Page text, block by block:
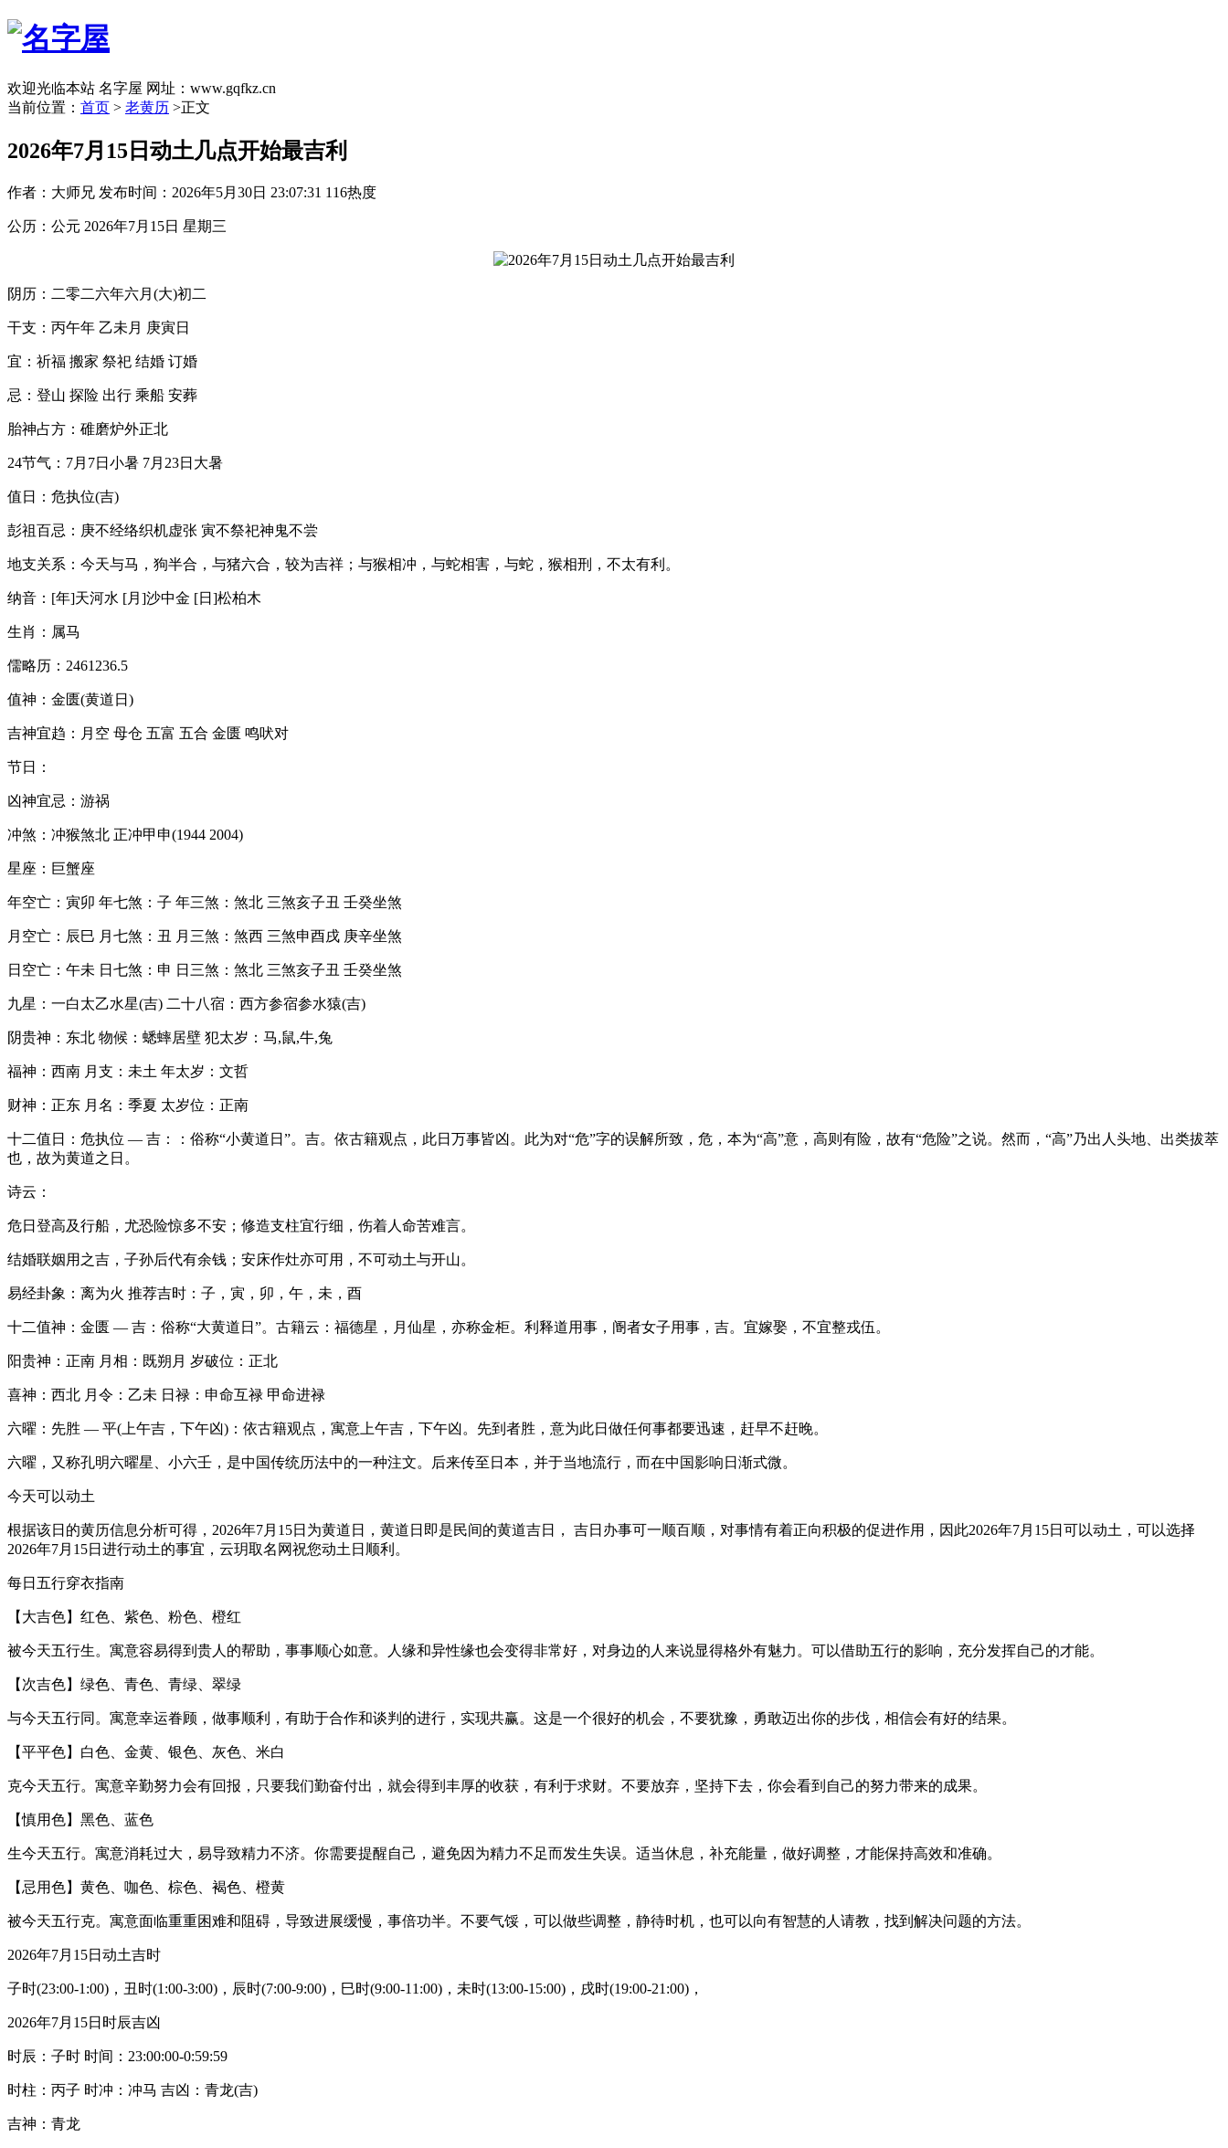
欢迎光临本站 名字屋 网址：www.gqfkz.cn
当前位置： 首页 > 老黄历 >正文
2026年7月15日动土几点开始最吉利
作者：大师兄 发布时间：2026年5月30日 23:07:31 116热度
公历：公元 2026年7月15日 星期三
阴历：二零二六年六月(大)初二
干支：丙午年 乙未月 庚寅日
宜：祈福 搬家 祭祀 结婚 订婚
忌：登山 探险 出行 乘船 安葬
胎神占方：碓磨炉外正北
24节气：7月7日小暑 7月23日大暑
值日：危执位(吉)
彭祖百忌：庚不经络织机虚张 寅不祭祀神鬼不尝
地支关系：今天与马，狗半合，与猪六合，较为吉祥；与猴相冲，与蛇相害，与蛇，猴相刑，不太有利。
纳音：[年]天河水 [月]沙中金 [日]松柏木
生肖：属马
儒略历：2461236.5
值神：金匮(黄道日)
吉神宜趋：月空 母仓 五富 五合 金匮 鸣吠对
节日：
凶神宜忌：游祸
冲煞：冲猴煞北 正冲甲申(1944 2004)
星座：巨蟹座
年空亡：寅卯 年七煞：子 年三煞：煞北 三煞亥子丑 壬癸坐煞
月空亡：辰巳 月七煞：丑 月三煞：煞西 三煞申酉戌 庚辛坐煞
日空亡：午未 日七煞：申 日三煞：煞北 三煞亥子丑 壬癸坐煞
九星：一白太乙水星(吉) 二十八宿：西方参宿参水猿(吉)
阴贵神：东北 物候：蟋蟀居壁 犯太岁：马,鼠,牛,兔
福神：西南 月支：未土 年太岁：文哲
财神：正东 月名：季夏 太岁位：正南
十二值日：危执位 — 吉：：俗称“小黄道日”。吉。依古籍观点，此日万事皆凶。此为对“危”字的误解所致，危，本为“高”意，高则有险，故有“危险”之说。然而，“高”乃出人头地、出类拔萃
也，故为黄道之日。
诗云：
危日登高及行船，尤恐险惊多不安；修造支柱宜行细，伤着人命苦难言。
结婚联姻用之吉，子孙后代有余钱；安床作灶亦可用，不可动土与开山。
易经卦象：离为火 推荐吉时：子，寅，卯，午，未，酉
十二值神：金匮 — 吉：俗称“大黄道日”。古籍云：福德星，月仙星，亦称金柜。利释道用事，阍者女子用事，吉。宜嫁娶，不宜整戎伍。
阳贵神：正南 月相：既朔月 岁破位：正北
喜神：西北 月令：乙未 日禄：申命互禄 甲命进禄
六曜：先胜 — 平(上午吉，下午凶)：依古籍观点，寓意上午吉，下午凶。先到者胜，意为此日做任何事都要迅速，赶早不赶晚。
六曜，又称孔明六曜星、小六壬，是中国传统历法中的一种注文。后来传至日本，并于当地流行，而在中国影响日渐式微。
今天可以动土
根据该日的黄历信息分析可得，2026年7月15日为黄道日，黄道日即是民间的黄道吉日， 吉日办事可一顺百顺，对事情有着正向积极的促进作用，因此2026年7月15日可以动土，可以选择
2026年7月15日进行动土的事宜，云玥取名网祝您动土日顺利。
每日五行穿衣指南
【大吉色】红色、紫色、粉色、橙红
被今天五行生。寓意容易得到贵人的帮助，事事顺心如意。人缘和异性缘也会变得非常好，对身边的人来说显得格外有魅力。可以借助五行的影响，充分发挥自己的才能。
【次吉色】绿色、青色、青绿、翠绿
与今天五行同。寓意幸运眷顾，做事顺利，有助于合作和谈判的进行，实现共赢。这是一个很好的机会，不要犹豫，勇敢迈出你的步伐，相信会有好的结果。
【平平色】白色、金黄、银色、灰色、米白
克今天五行。寓意辛勤努力会有回报，只要我们勤奋付出，就会得到丰厚的收获，有利于求财。不要放弃，坚持下去，你会看到自己的努力带来的成果。
【慎用色】黑色、蓝色
生今天五行。寓意消耗过大，易导致精力不济。你需要提醒自己，避免因为精力不足而发生失误。适当休息，补充能量，做好调整，才能保持高效和准确。
【忌用色】黄色、咖色、棕色、褐色、橙黄
被今天五行克。寓意面临重重困难和阻碍，导致进展缓慢，事倍功半。不要气馁，可以做些调整，静待时机，也可以向有智慧的人请教，找到解决问题的方法。
2026年7月15日动土吉时
子时(23:00-1:00)，丑时(1:00-3:00)，辰时(7:00-9:00)，巳时(9:00-11:00)，未时(13:00-15:00)，戌时(19:00-21:00)，
2026年7月15日时辰吉凶
时辰：子时 时间：23:00:00-0:59:59
时柱：丙子 时冲：冲马 吉凶：青龙(吉)
吉神：青龙